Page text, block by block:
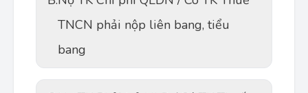
TNCN phải nộp liên bang, tiểu
bang